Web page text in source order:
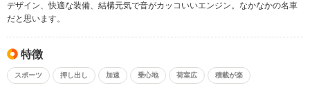
デザイン、快適な装備、結構元気で音がカッコいいエンジン。なかなかの名車
だと思います。
特徴
スポーツ 押し出し 加速 乗心地 荷室広 積載が楽